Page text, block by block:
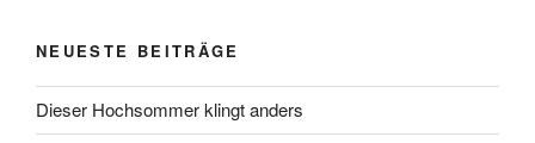
NEUESTE BEITRÄGE
Dieser Hochsommer klingt anders